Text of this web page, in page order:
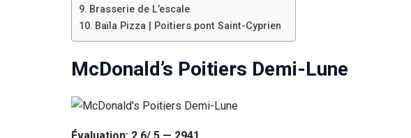
Brasserie de L’escale
Baïla Pizza | Poitiers pont Saint-Cyprien
McDonald’s Poitiers Demi-Lune
En partageant
votre intérêt et
lorsque vous
visitez notre
augmentez les